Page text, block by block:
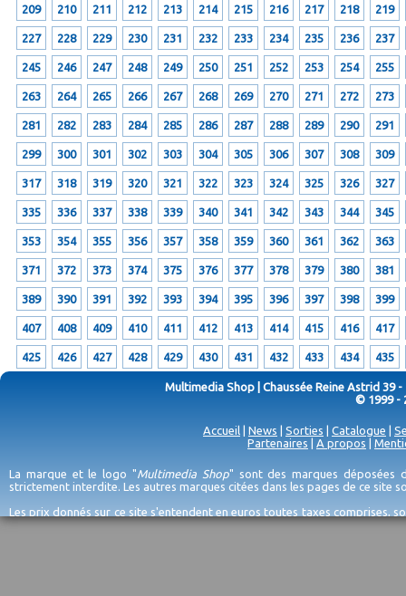
209 210 211 212 213 214 215 216 217 218 219
227 228 229 230 231 232 233 234 235 236 237
245 246 247 248 249 250 251 252 253 254 255
263 264 265 266 267 268 269 270 271 272 273
281 282 283 284 285 286 287 288 289 290 291
299 300 301 302 303 304 305 306 307 308 309
317 318 319 320 321 322 323 324 325 326 327
335 336 337 338 339 340 341 342 343 344 345
353 354 355 356 357 358 359 360 361 362 363
371 372 373 374 375 376 377 378 379 380 381
389 390 391 392 393 394 395 396 397 398 399
407 408 409 410 411 412 413 414 415 416 417
425 426 427 428 429 430 431 432 433 434 435
Multimedia Shop | Chaussée Reine Astrid 39 -
© 1999 -
Accueil News Sorties Catalogue
Partenaires
A propos
La marque et le logo "Multimedia Shop" sont des marques déposées
strictement interdite. Les autres marques citées dans les pages de ce site
Les prix donnés sur ce site s'entendent en euros toutes taxes comprises,
erreurs d'encodage, et sauf épuisement du stock et/ou impossibilité de